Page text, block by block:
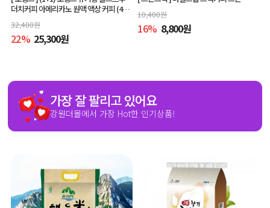
더치커피 아메리카노 원액 액상 커피 (400
ml x 2개, 교차 구매 가능)
32,400원
22% 25,300원
10,400원
16% 8,800원
가장 잘 팔리고 있어요
강원더몰에서 가장 Hot한 인기상품!